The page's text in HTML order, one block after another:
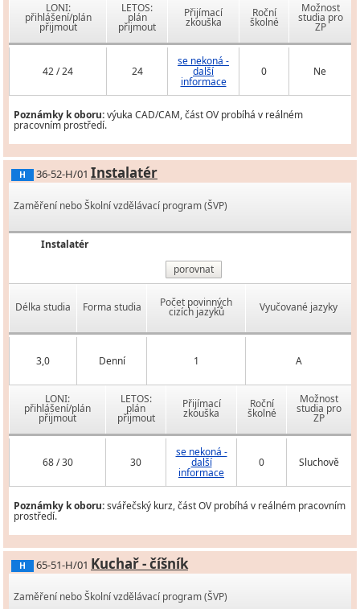
LONI:
přihlášení/plán
přijmout
LETOS:
plán
přijmout
Přijímací
zkouška
Roční
školné
Možnost
studia pro
ZP
42 / 24 24
se nekoná -
další
informace
0 Ne
Poznámky k oboru:výuka CAD/CAM, část OV probíhá v reálném
pracovním prostředí.
H 36-52-H/01 Instalatér
Zaměření nebo Školní vzdělávací program (ŠVP)
Instalatér
porovnat
Délka studia Forma studia Počet povinných
cizích jazyků Vyučované jazyky
3,0 Denní 1 A
LONI:
přihlášení/plán
přijmout
LETOS:
plán
přijmout
Přijímací
zkouška
Roční
školné
Možnost
studia pro
ZP
68 / 30 30
se nekoná -
další
informace
0 Sluchově
Poznámky k oboru:svářečský kurz, část OV probíhá v reálném pracovním
prostředí.
H 65-51-H/01 Kuchař - číšník
Zaměření nebo Školní vzdělávací program (ŠVP)